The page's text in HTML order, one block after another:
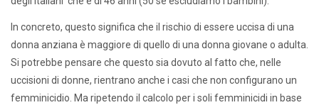
In concreto, questo significa che il rischio di essere uccisa di una
donna anziana è maggiore di quello di una donna giovane o adulta.
Si potrebbe pensare che questo sia dovuto al fatto che, nelle
uccisioni di donne, rientrano anche i casi che non configurano un
femminicidio. Ma ripetendo il calcolo per i soli femminicidi in base